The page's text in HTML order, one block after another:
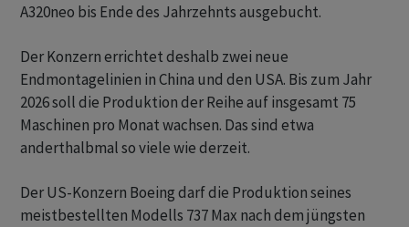
A320neo bis Ende des Jahrzehnts ausgebucht.
Der Konzern errichtet deshalb zwei neue
Endmontagelinien in China und den USA. Bis zum Jahr
2026 soll die Produktion der Reihe auf insgesamt 75
Maschinen pro Monat wachsen. Das sind etwa
anderthalbmal so viele wie derzeit.
Der US-Konzern Boeing darf die Produktion seines
meistbestellten Modells 737 Max nach dem jüngsten